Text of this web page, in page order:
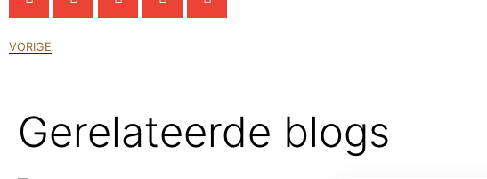
VORIGE
Gerelateerde blogs